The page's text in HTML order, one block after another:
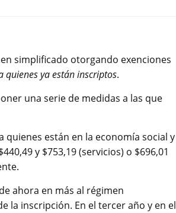
simplificado otorgando exenciones
quienes ya están inscriptos.
una serie de medidas a las que
están en la economía social y
y $753,19 (servicios) o $696,01
de ahora en más al régimen
la inscripción. En el tercer año y en el